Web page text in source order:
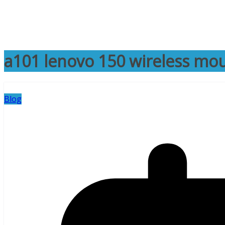
a101 lenovo 150 wireless
Blog